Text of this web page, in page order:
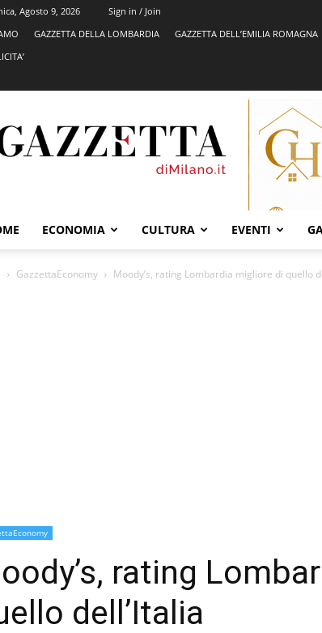
Agosto 9, 2026
Sign in / Join
GAZZETTA DELLA LOMBARDIA GAZZETTA DELL’EMILIA ROMAGNA
ECONOMIA CULTURA EVENTI
GazzettaEconomy Moody’s, rating Lombardia migliore di quello
rating
dell’Italia